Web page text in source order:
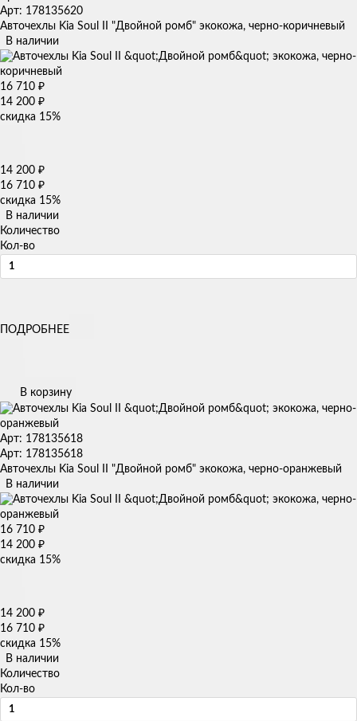
Арт: 178135620
Авточехлы Kia Soul II "Двойной ромб" экокожа, черно-коричневый
В наличии
16 710 ₽
14 200 ₽
скидка 15%
14 200 ₽
16 710 ₽
скидка 15%
В наличии
Количество
Кол-во
ПОДРОБНЕЕ
В корзину
Арт: 178135618
Арт: 178135618
Авточехлы Kia Soul II "Двойной ромб" экокожа, черно-оранжевый
В наличии
16 710 ₽
14 200 ₽
скидка 15%
14 200 ₽
16 710 ₽
скидка 15%
В наличии
Количество
Кол-во